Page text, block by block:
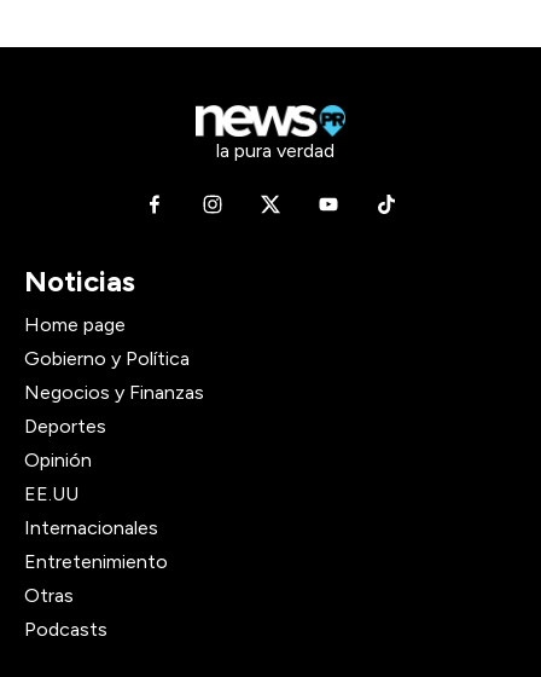
la pura verdad
Noticias
Home page
Gobierno y Política
Negocios y Finanzas
Deportes
Opinión
EE.UU
Internacionales
Entretenimiento
Otras
Podcasts